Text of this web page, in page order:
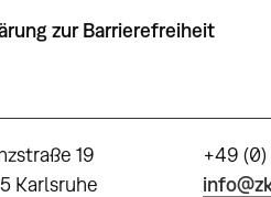
zur Barrierefreiheit
19
Karlsruhe
+49 (0)